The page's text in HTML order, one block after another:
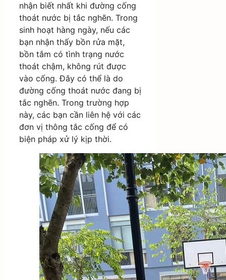
nhận biết nhất khi đường cống
thoát nước bị tắc nghẽn. Trong
sinh hoạt hàng ngày, nếu các
bạn nhận thấy bồn rửa mặt,
bồn tắm có tình trạng nước
thoát chậm, không rút được
vào cống. Đây có thể là do
đường cống thoát nước đang bị
tắc nghẽn. Trong trường hợp
này, các bạn cần liên hệ với các
đơn vị thông tắc cống để có
biện pháp xử lý kịp thời.